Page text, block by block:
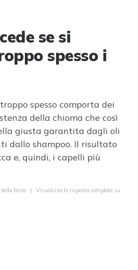
se si
spesso i
spesso comporta dei
della chioma che così
giusta garantita dagli oli
dallo shampoo. Il risultato
e, quindi, i capelli più
fonte | Visualizza la risposta completa su